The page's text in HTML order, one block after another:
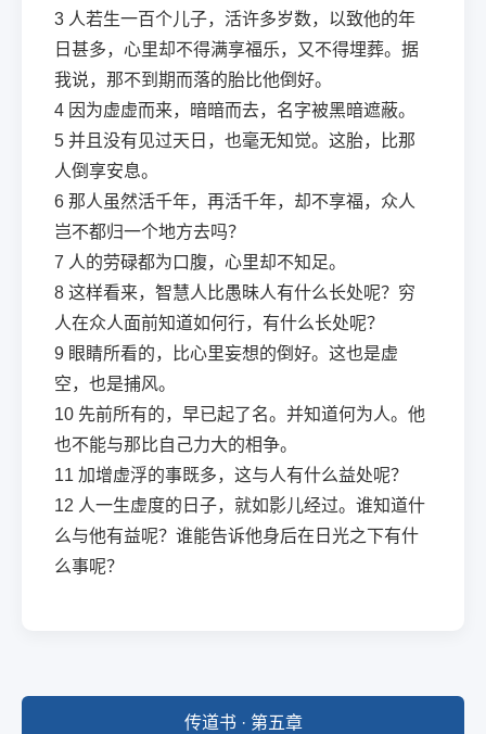
3 人若生一百个儿子，活许多岁数，以致他的年
日甚多，心里却不得满享福乐，又不得埋葬。据
我说，那不到期而落的胎比他倒好。
4 因为虚虚而来，暗暗而去，名字被黑暗遮蔽。
5 并且没有见过天日，也毫无知觉。这胎，比那
人倒享安息。
6 那人虽然活千年，再活千年，却不享福，众人
岂不都归一个地方去吗？
7 人的劳碌都为口腹，心里却不知足。
8 这样看来，智慧人比愚昧人有什么长处呢？穷
人在众人面前知道如何行，有什么长处呢？
9 眼睛所看的，比心里妄想的倒好。这也是虚
空，也是捕风。
10 先前所有的，早已起了名。并知道何为人。他
也不能与那比自己力大的相争。
11 加增虚浮的事既多，这与人有什么益处呢？
12 人一生虚度的日子，就如影儿经过。谁知道什
么与他有益呢？谁能告诉他身后在日光之下有什
么事呢？
传道书 · 第五章